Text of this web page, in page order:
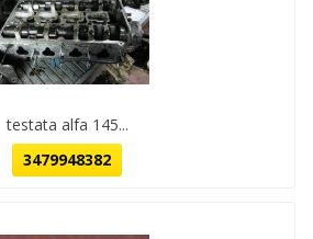
testata alfa 145...
3479948382